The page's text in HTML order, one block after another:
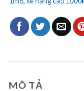
MÔ TẢ